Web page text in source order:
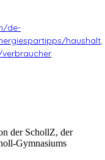
de-
haushalt;
der SchollZ, der
Gymnasiums